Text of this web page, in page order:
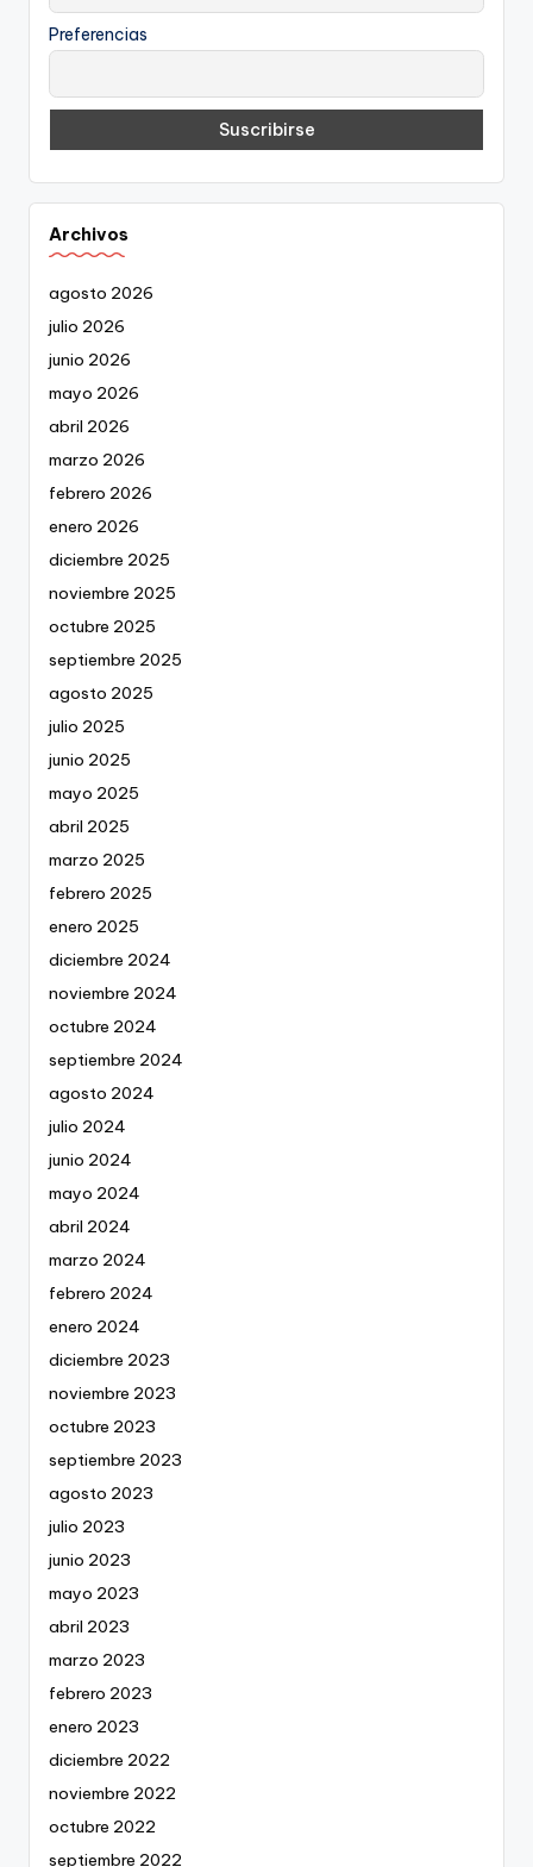
Preferencias
Archivos
agosto 2026
julio 2026
junio 2026
mayo 2026
abril 2026
marzo 2026
febrero 2026
enero 2026
diciembre 2025
noviembre 2025
octubre 2025
septiembre 2025
agosto 2025
julio 2025
junio 2025
mayo 2025
abril 2025
marzo 2025
febrero 2025
enero 2025
diciembre 2024
noviembre 2024
octubre 2024
septiembre 2024
agosto 2024
julio 2024
junio 2024
mayo 2024
abril 2024
marzo 2024
febrero 2024
enero 2024
diciembre 2023
noviembre 2023
octubre 2023
septiembre 2023
agosto 2023
julio 2023
junio 2023
mayo 2023
abril 2023
marzo 2023
febrero 2023
enero 2023
diciembre 2022
noviembre 2022
octubre 2022
septiembre 2022